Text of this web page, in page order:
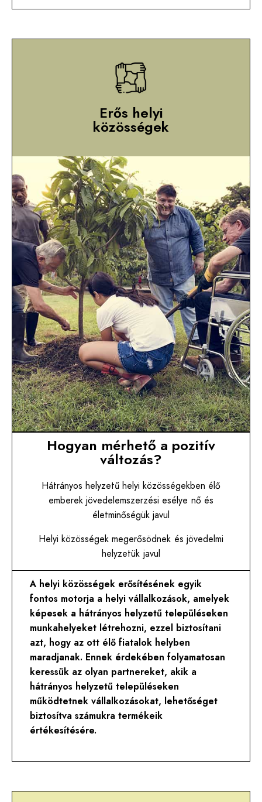
Erős helyi
közösségek
Hogyan mérhető a pozitív
változás?
Hátrányos helyzetű helyi közösségekben élő
emberek jövedelemszerzési esélye nő és
életminőségük javul
Helyi közösségek megerősödnek és jövedelmi
helyzetük javul
A helyi közösségek erősítésének egyik
fontos motorja a helyi vállalkozások, amelyek
képesek a hátrányos helyzetű településeken
munkahelyeket létrehozni, ezzel biztosítani
azt, hogy az ott élő fiatalok helyben
maradjanak. Ennek érdekében folyamatosan
keressük az olyan partnereket, akik a
hátrányos helyzetű településeken
működtetnek vállalkozásokat, lehetőséget
biztosítva számukra termékeik
értékesítésére.